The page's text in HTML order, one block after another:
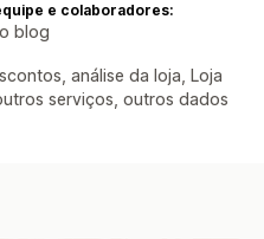
e colaboradores:
blog
análise da loja, Loja
serviços, outros dados